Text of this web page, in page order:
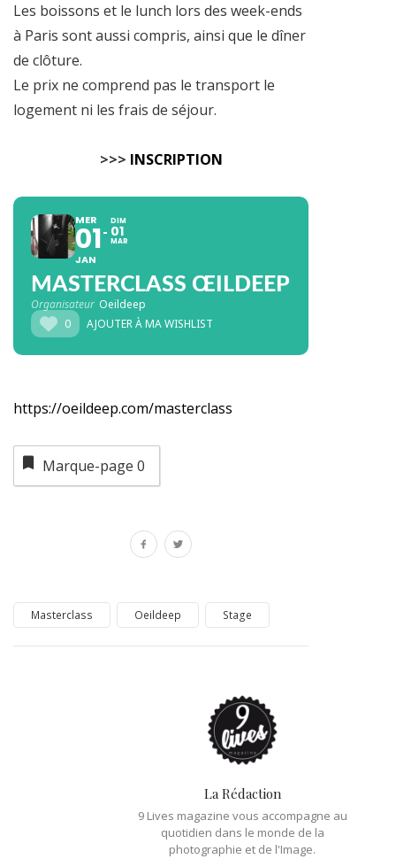
Les boissons et le lunch lors des week-ends
à Paris sont aussi compris, ainsi que le dîner
de clôture.
Le prix ne comprend pas le transport le
logement ni les frais de séjour.
>>> INSCRIPTION
MER
01
JAN
DIM
01
MAR
MASTERCLASS ŒILDEEP
Organisateur Oeildeep
0
AJOUTER À MA WISHLIST
https://oeildeep.com/masterclass
Marque-page 0
Masterclass Oeildeep Stage
La Rédaction
9 Lives magazine vous accompagne au
quotidien dans le monde de la
photographie et de l'Image.